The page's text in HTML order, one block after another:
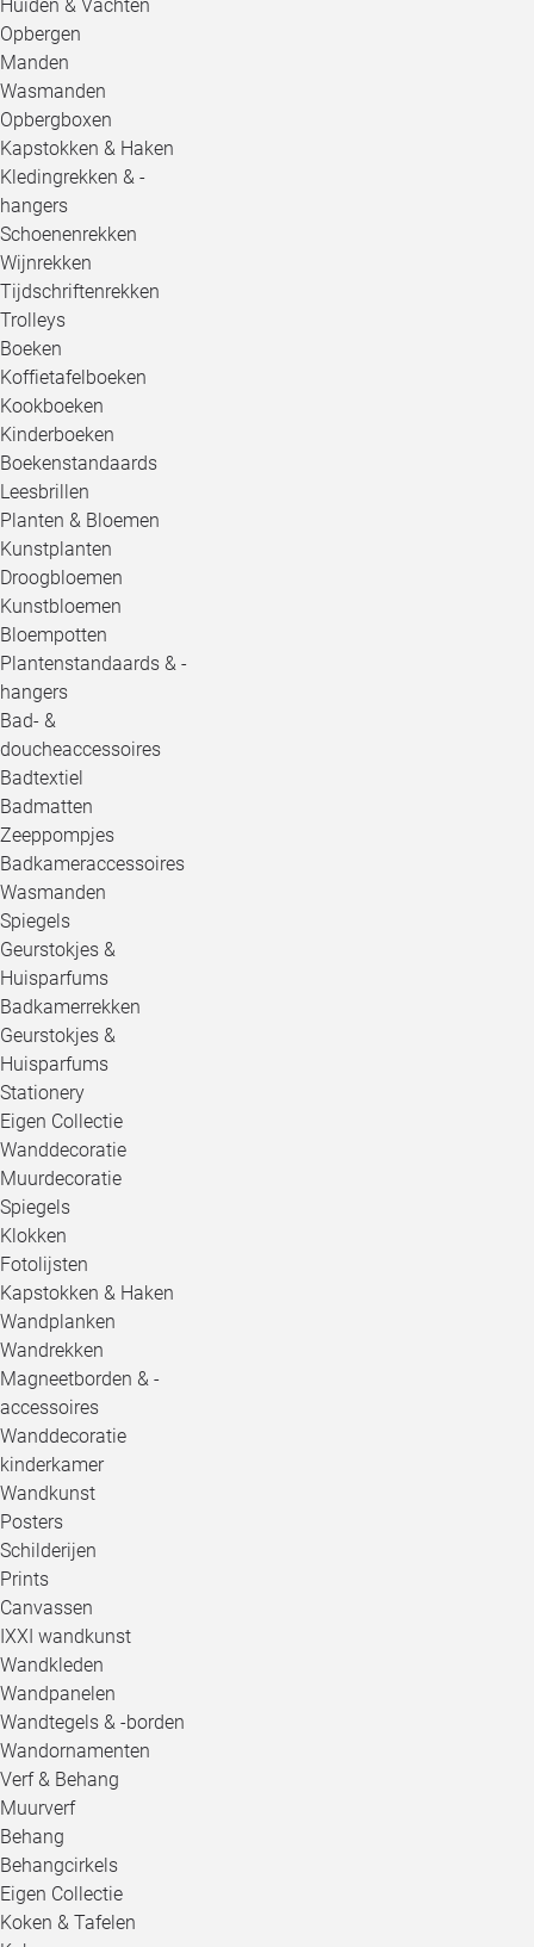
Huiden & Vachten
Opbergen
Manden
Wasmanden
Opbergboxen
Kapstokken & Haken
Kledingrekken & -
hangers
Schoenenrekken
Wijnrekken
Tijdschriftenrekken
Trolleys
Boeken
Koffietafelboeken
Kookboeken
Kinderboeken
Boekenstandaards
Leesbrillen
Planten & Bloemen
Kunstplanten
Droogbloemen
Kunstbloemen
Bloempotten
Plantenstandaards & -
hangers
Bad- &
doucheaccessoires
Badtextiel
Badmatten
Zeeppompjes
Badkameraccessoires
Wasmanden
Spiegels
Geurstokjes &
Huisparfums
Badkamerrekken
Geurstokjes &
Huisparfums
Stationery
Eigen Collectie
Wanddecoratie
Muurdecoratie
Spiegels
Klokken
Fotolijsten
Kapstokken & Haken
Wandplanken
Wandrekken
Magneetborden & -
accessoires
Wanddecoratie
kinderkamer
Wandkunst
Posters
Schilderijen
Prints
Canvassen
IXXI wandkunst
Wandkleden
Wandpanelen
Wandtegels & -borden
Wandornamenten
Verf & Behang
Muurverf
Behang
Behangcirkels
Eigen Collectie
Koken & Tafelen